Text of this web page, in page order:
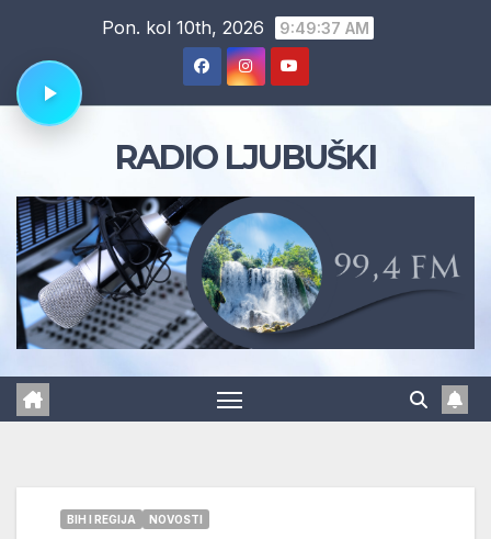
content
Pon. kol 10th, 2026 9:49:38 AM
RADIO LJUBUŠKI
BIH I REGIJA NOVOSTI